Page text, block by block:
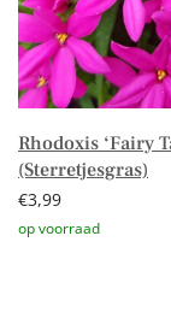
Rhodoxis ‘Fairy
(Sterretjesgras)
€3,99